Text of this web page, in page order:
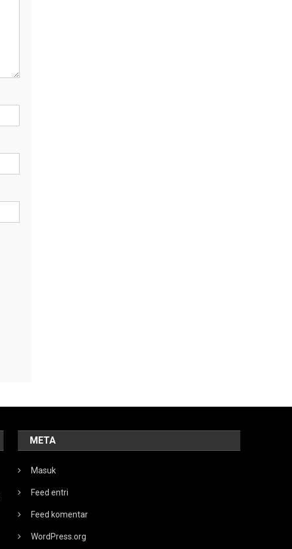
META
Masuk
Feed entri
Feed komentar
WordPress.org